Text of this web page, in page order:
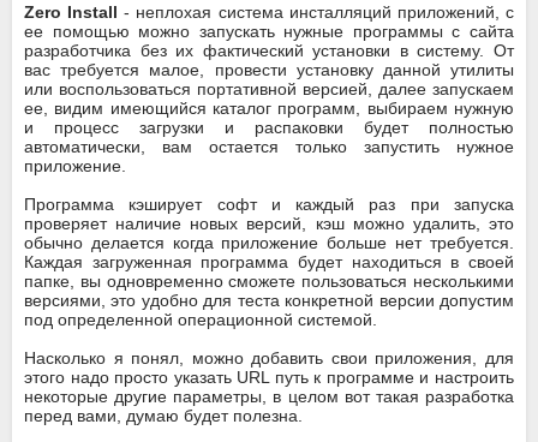
Zero Install- неплохая система инсталляций приложений, с
ее помощью можно запускать нужные программы с сайта
разработчика без их фактический установки в систему. От
вас требуется малое, провести установку данной утилиты
или воспользоваться портативной версией, далее запускаем
ее, видим имеющийся каталог программ, выбираем нужную
и процесс загрузки и распаковки будет полностью
автоматически, вам остается только запустить нужное
приложение.
Программа кэширует софт и каждый раз при запуска
проверяет наличие новых версий, кэш можно удалить, это
обычно делается когда приложение больше нет требуется.
Каждая загруженная программа будет находиться в своей
папке, вы одновременно сможете пользоваться несколькими
версиями, это удобно для теста конкретной версии допустим
под определенной операционной системой.
Насколько я понял, можно добавить свои приложения, для
этого надо просто указать URL путь к программе и настроить
некоторые другие параметры, в целом вот такая разработка
перед вами, думаю будет полезна.